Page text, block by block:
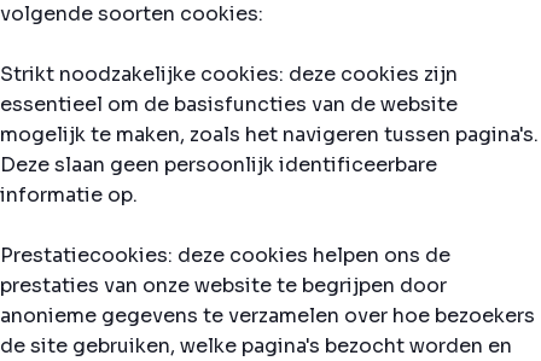
volgende soorten cookies:
Strikt noodzakelijke cookies: deze cookies zijn
essentieel om de basisfuncties van de website
mogelijk te maken, zoals het navigeren tussen pagina's.
Deze slaan geen persoonlijk identificeerbare
informatie op.
Prestatiecookies: deze cookies helpen ons de
prestaties van onze website te begrijpen door
anonieme gegevens te verzamelen over hoe bezoekers
de site gebruiken, welke pagina's bezocht worden en